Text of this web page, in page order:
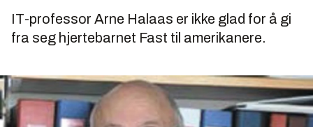
IT-professor Arne Halaas er ikke glad for å gi
fra seg hjertebarnet Fast til amerikanere.